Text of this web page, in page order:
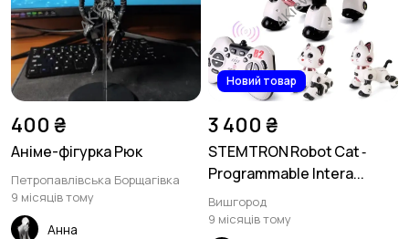
400 ₴
Аніме-фігурка Рюк
Петропавлівська Борщагівка
9 місяців тому
Анна
Новий товар
3 400 ₴
STEMTRON Robot Cat ‑
Programmable Intera...
Вишгород
9 місяців тому